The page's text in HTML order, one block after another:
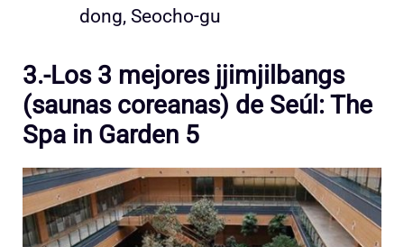
dong, Seocho-gu
3.-Los 3 mejores jjimjilbangs
(saunas coreanas) de Seúl: The
Spa in Garden 5